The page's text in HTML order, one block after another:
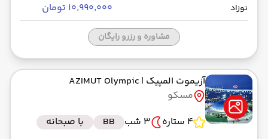
نوزاد ۱۰٬۹۹۰٬۰۰۰ تومان
مشاوره و رزرو رایگان
آزیموت المپیک | AZIMUT Olympic
مسکو
4 ستاره
3 شب BB با صبحانه